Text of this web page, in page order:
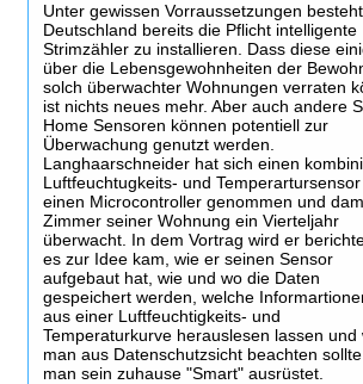
Unter gewissen Vorraussetzungen
Deutschland bereits die Pflicht intelligente
Strimzähler zu installieren. Dass diese
über die Lebensgewohnheiten der
solch überwachter Wohnungen verraten
ist nichts neues mehr. Aber auch andere
Home Sensoren können potentiell zur
Überwachung genutzt werden.
Langhaarschneider hat sich einen
Luftfeuchtugkeits- und
einen Microcontroller genommen und
Zimmer seiner Wohnung ein Vierteljahr
überwacht. In dem Vortrag wird er
es zur Idee kam, wie er seinen Sensor
aufgebaut hat, wie und wo die Daten
gespeichert werden, welche
aus einer Luftfeuchtigkeits- und
Temperaturkurve herauslesen lassen und
man aus Datenschutzsicht beachten
man sein zuhause "Smart" ausrüstet.